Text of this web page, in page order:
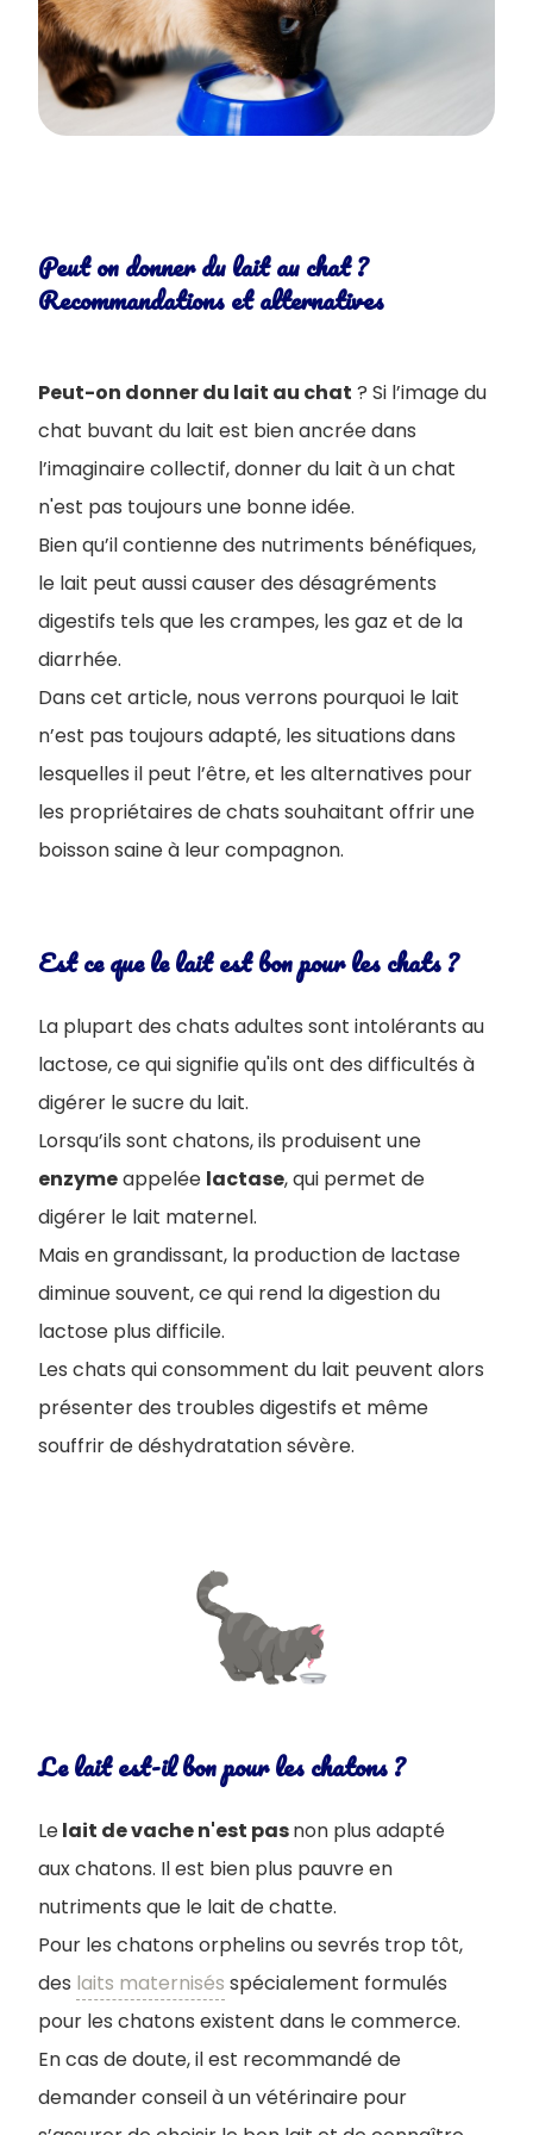
Peut on donner du lait au chat ?
Recommandations et alternatives
Peut-on donner du lait au chat ? Si l’image du
chat buvant du lait est bien ancrée dans
l’imaginaire collectif, donner du lait à un chat
n'est pas toujours une bonne idée.
Bien qu’il contienne des nutriments bénéfiques,
le lait peut aussi causer des désagréments
digestifs tels que les crampes, les gaz et de la
diarrhée.
Dans cet article, nous verrons pourquoi le lait
n’est pas toujours adapté, les situations dans
lesquelles il peut l’être, et les alternatives pour
les propriétaires de chats souhaitant offrir une
boisson saine à leur compagnon.
Est ce que le lait est bon pour les chats ?
La plupart des chats adultes sont intolérants au
lactose, ce qui signifie qu'ils ont des difficultés à
digérer le sucre du lait.
Lorsqu’ils sont chatons, ils produisent une
enzymeappelée lactase, qui permet de
digérer le lait maternel.
Mais en grandissant, la production de lactase
diminue souvent, ce qui rend la digestion du
lactose plus difficile.
Les chats qui consomment du lait peuvent alors
présenter des troubles digestifs et même
souffrir de déshydratation sévère.
Le lait est-il bon pour les chatons ?
Lelait de vache n'est pasnon plus adapté
aux chatons. Il est bien plus pauvre en
nutriments que le lait de chatte.
Pour les chatons orphelins ou sevrés trop tôt,
des laits maternisés spécialement formulés
pour les chatons existent dans le commerce.
En cas de doute, il est recommandé de
demander conseil à un vétérinaire pour